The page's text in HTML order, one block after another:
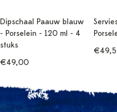
Dipschaal Paauw blauw
- Porselein - 120 ml - 4
stuks
€49,00